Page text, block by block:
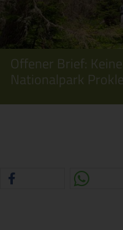
Offener Brief:
Nationalpark